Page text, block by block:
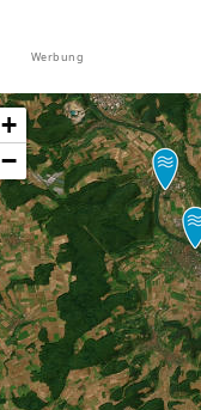
Werbung
4.2
+
−